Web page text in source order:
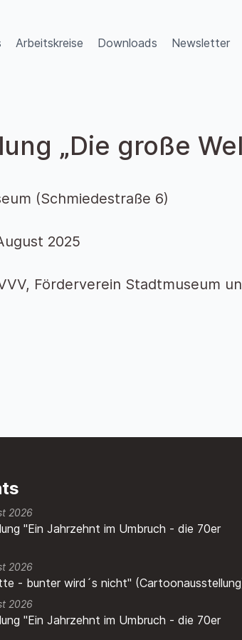
Arbeitskreise Downloads Newsletter
„Die große
(Schmiedestraße 6)
2025
Förderverein Stadtmuseum
2026
"Ein Jahrzehnt im Umbruch - die 70er
2026
- bunter wird´s nicht"
2026
"Ein Jahrzehnt im Umbruch - die 70er